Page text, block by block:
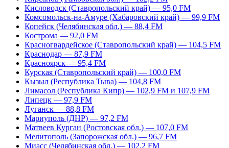
Кисловодск (Ставропольский край) — 95,0 FM
Комсомольск-на-Амуре (Хабаровский край) — 99,9 FM
Копейск (Челябинская обл.) — 88,4 FM
Кострома — 92,0 FM
Красногвардейское (Ставропольский край) — 104,5 FM
Краснодар — 87,9 FM
Красноярск — 95,4 FM
Курская (Ставропольский край) — 100,0 FM
Кызыл (Республика Тыва) — 104,8 FM
Лимасол (Республика Кипр) — 102,9 FM и 107,9 FM
Липецк — 97,9 FM
Луганск — 88,8 FM
Мариуполь (ДНР) — 97,2 FM
Матвеев Курган (Ростовская обл.) — 107,0 FM
Мелитополь (Запорожская обл.) — 96,7 FM
Миасс (Челябинская обл.) — 102,2 FM